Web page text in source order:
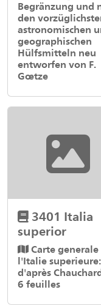
Begränzung und
den
astronomischen
geographischen
Hülfsmitteln neu
entworfen von F.
Gœtze
3401 Italia
superior
Carte generale
l'Italie superieure:
d'après
6 feuilles